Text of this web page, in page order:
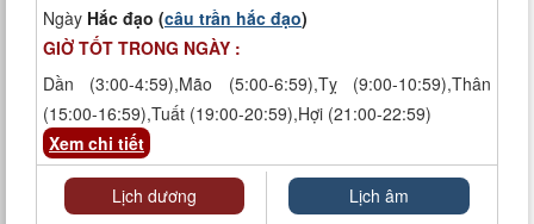
Ngày Hắc đạo (câu trần hắc đạo)
GIỜ TỐT TRONG NGÀY :
Dần (3:00-4:59),Mão (5:00-6:59),Tỵ (9:00-10:59),Thân
(15:00-16:59),Tuất (19:00-20:59),Hợi (21:00-22:59)
Xem chi tiết
Lịch dương Lịch âm